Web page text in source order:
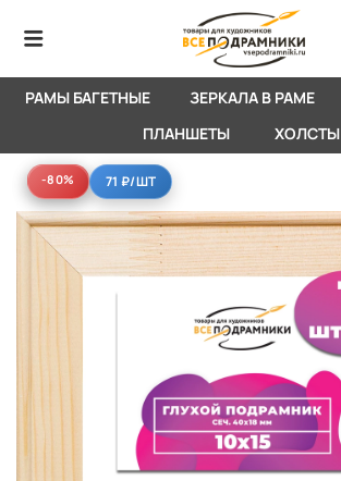
РАМЫ БАГЕТНЫЕ ЗЕРКАЛА В РАМЕ
ПЛАНШЕТЫ
ХОЛСТЫ
-80%
-80% 71 ₽/ШТ